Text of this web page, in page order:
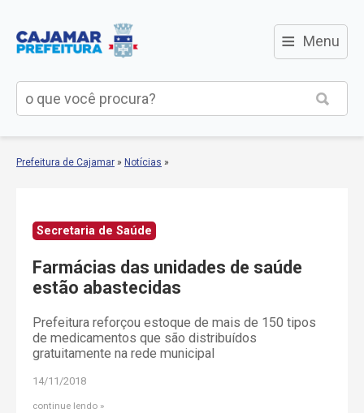
≡ Menu
Prefeitura de Cajamar » Notícias »
Secretaria de Saúde
Farmácias das unidades de saúde
estão abastecidas
Prefeitura reforçou estoque de mais de 150 tipos
de medicamentos que são distribuídos
gratuitamente na rede municipal
14/11/2018
continue lendo